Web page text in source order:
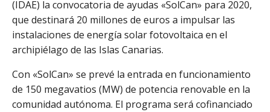
(IDAE) la convocatoria de ayudas «SolCan» para 2020,
que destinará 20 millones de euros a impulsar las
instalaciones de energía solar fotovoltaica en el
archipiélago de las Islas Canarias.
Con «SolCan» se prevé la entrada en funcionamiento
de 150 megavatios (MW) de potencia renovable en la
comunidad autónoma. El programa será cofinanciado